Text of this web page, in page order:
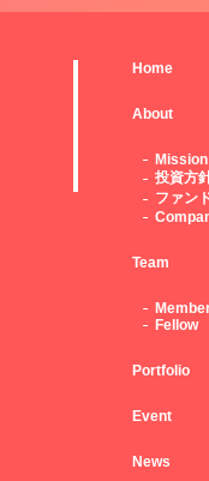
Home
About
Mission
投資方
ファン
Team
Fellow
Portfolio
Event
News